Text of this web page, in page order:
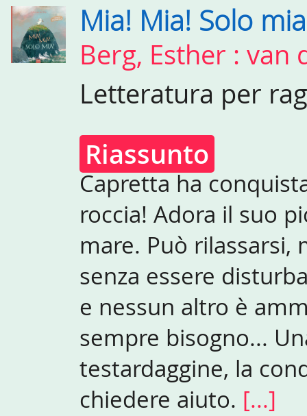
Dettaglio
del
documento
Mia! Mia! Solo
Berg, Esther : van
Letteratura per
Riassunto
Capretta ha
roccia! Adora il suo
mare. Può rilassarsi,
senza essere
e nessun altro è
sempre bisogno...
testardaggine, la
chiedere aiuto. [...]